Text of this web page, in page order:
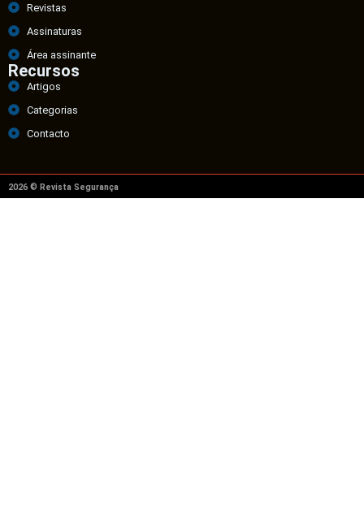
Revistas
Assinaturas
Área assinante
Recursos
Artigos
Categorias
Contacto
2026 © Revista Segurança